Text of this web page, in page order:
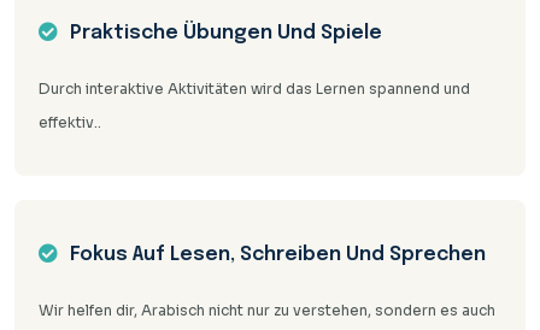
Praktische Übungen Und Spiele
Durch interaktive Aktivitäten wird das Lernen spannend und
effektiv..
Fokus Auf Lesen, Schreiben Und Sprechen
Wir helfen dir, Arabisch nicht nur zu verstehen, sondern es auch